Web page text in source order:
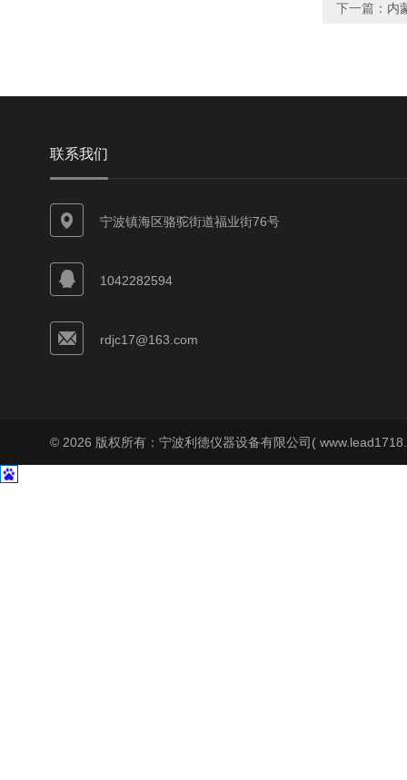
下一篇： 内
联系我们
宁波镇海区骆驼街道福业街76号
1042282594
rdjc17@163.com
© 2026 版权所有：宁波利德仪器设备有限公司(